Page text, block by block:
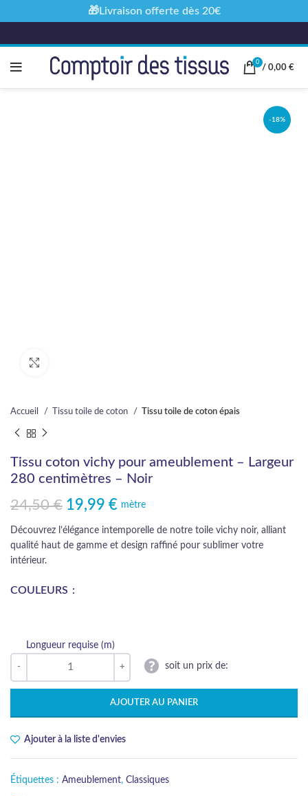
0
/ 0,00 €
-18%
Accueil Tissu toile de coton Tissu toile de coton épais
Tissu coton vichy pour ameublement – Largeur
280 centimètres – Noir
24,50€
Le prix initial était : 24,50 €.
19,99 €
Le prix actuel est : 19,99 €.mètre
Découvrez l’élégance intemporelle de notre toile vichy noir, alliant
qualité haut de gamme et design raffiné pour sublimer votre
intérieur.
COULEURS
Longueur requise (m)
soit un prix de:
AJOUTER AU PANIER
Ajouter à la liste d'envies
Étiquettes : Ameublement, Classiques
🎁Livraison offerte dès 20€